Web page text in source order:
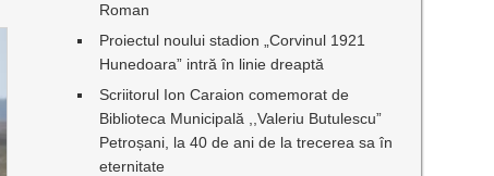
Roman
Proiectul noului stadion „Corvinul 1921
Hunedoara” intră în linie dreaptă
Scriitorul Ion Caraion comemorat de
Biblioteca Municipală ,,Valeriu Butulescu”
Petroșani, la 40 de ani de la trecerea sa în
eternitate